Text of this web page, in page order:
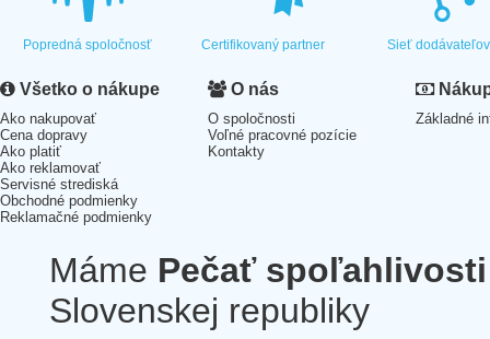
Popredná spoločnosť Certifikovaný partner Sieť dodávateľov
Všetko o nákupe
Ako nakupovať
Cena dopravy
Ako platiť
Ako reklamovať
Servisné strediská
Obchodné podmienky
Reklamačné podmienky
O nás
O spoločnosti
Voľné pracovné pozície
Kontakty
Základné
Máme Pečať spoľahlivosti
Slovenskej republiky